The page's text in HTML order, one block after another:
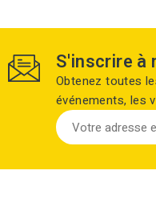
S'inscrire
Obtenez toutes
événements, les